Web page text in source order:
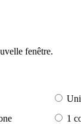
fenêtre.
1